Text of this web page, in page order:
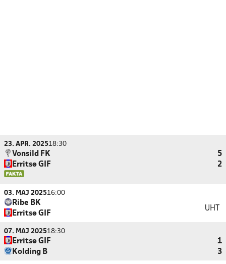
23. APR. 202518:30
Vonsild FK
5
Erritsø GIF
2
03. MAJ 202516:00
Ribe BK
Erritsø GIF
UHT
07. MAJ 202518:30
Erritsø GIF
1
Kolding B
3